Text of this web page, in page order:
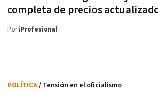
completa de precios
PoriProfesional
POLÍTICA/ Tensión en el oficialismo